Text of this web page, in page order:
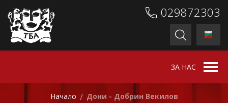
029872303
ЗА НАС
Начало / Дони - Добрин Векилов